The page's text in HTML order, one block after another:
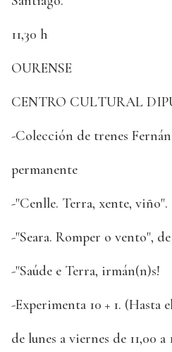
11,30 h
OURENSE
CENTRO CULTURAL
-Colección de trenes
permanente
-"Cenlle. Terra, xente, viño".
-"Seara. Romper o vento", de
-"Saúde e Terra, irmán(n)s!
-Experimenta 10 + 1. (Hasta
de lunes a viernes de 11,00 a